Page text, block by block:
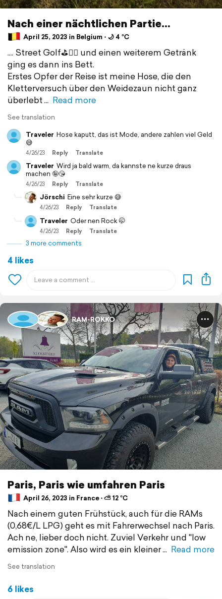
Nach einer nächtlichen Partie...
April 25, 2023 in Belgium ⋅ 🌙 4 °C
.... Street Golf⛳️🏌‍♂️ und einen weiterem Getränk
ging es dann ins Bett.
Erstes Opfer der Reise ist meine Hose, die den
Kletterversuch über den Weidezaun nicht ganz
überlebt
Read more
See translation
Traveler Hose kaputt, das ist Mode, andere zahlen viel Geld
😅
4/26/23 Reply Translate
Traveler Wird ja bald warm, da kannste ne kurze draus
machen 🤪😘
4/26/23 Reply Translate
Jörschi Eine sehr kurze 😅
4/26/23 Reply Translate
Traveler Oder nen Rock 🤭
4/26/23 Reply Translate
3 more comments
4 likes
RAM-ROKKO
Paris, Paris wie umfahren Paris
April 26, 2023 in France ⋅ ⛅ 12 °C
Nach einem guten Frühstück, auch für die RAMs
(0,68€/L LPG) geht es mit Fahrerwechsel nach Paris.
Ach ne, lieber doch nicht. Zuviel Verkehr und "low
emission zone". Also wird es ein kleiner
Read more
See translation
6 likes